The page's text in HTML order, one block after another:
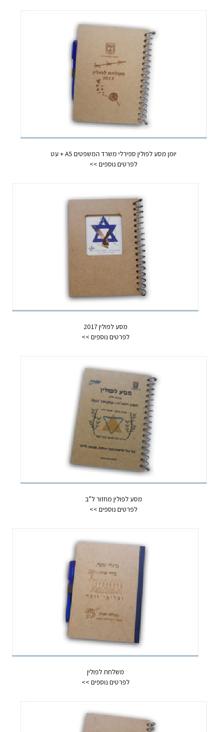
יומן מסע לפולין ספירלי משרד המשפטים A5 + עט
מסע לפולין 2017
מסע לפולין מחזור ל”ב
משלחת לפולין